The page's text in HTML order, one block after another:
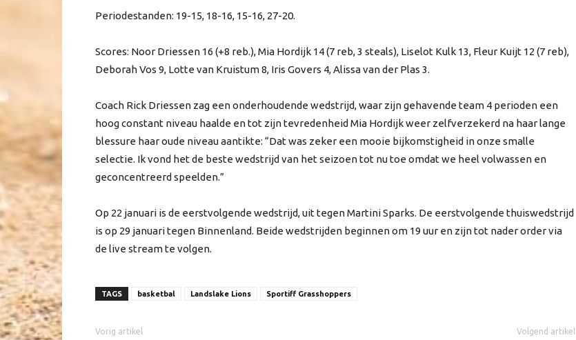
Periodestanden: 19-15, 18-16, 15-16, 27-20.
Scores: Noor Driessen 16 (+8 reb.), Mia Hordijk 14 (7 reb, 3 steals), Liselot Kulk 13, Fleur Kuijt 12 (7 reb),
Deborah Vos 9, Lotte van Kruistum 8, Iris Govers 4, Alissa van der Plas 3.
Coach Rick Driessen zag een onderhoudende wedstrijd, waar zijn gehavende team 4 perioden een
hoog constant niveau haalde en tot zijn tevredenheid Mia Hordijk weer zelfverzekerd na haar lange
blessure haar oude niveau aantikte: “Dat was zeker een mooie bijkomstigheid in onze smalle
selectie. Ik vond het de beste wedstrijd van het seizoen tot nu toe omdat we heel volwassen en
geconcentreerd speelden.”
Op 22 januari is de eerstvolgende wedstrijd, uit tegen Martini Sparks. De eerstvolgende thuiswedstrijd
is op 29 januari tegen Binnenland. Beide wedstrijden beginnen om 19 uur en zijn tot nader order via
de live stream te volgen.
TAGS basketbal Landslake Lions Sportiff Grasshoppers
Vorig artikel Volgend artikel